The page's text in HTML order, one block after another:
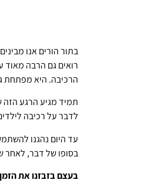
בתור הורים אנו
רואים גם הרבה מאוד
הרכיבה. היא מפתחת
תמיד מגיע הרגע הזה
לדבר על רכיבה
עד היום נהגנו
בסופו של דבר, לאחר
בעצם בזבזנו את